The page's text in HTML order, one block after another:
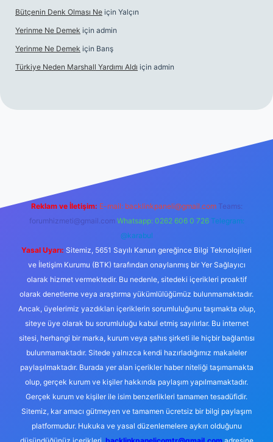
Bütçenin Denk Olması Ne için Yalçın
Yerinme Ne Demek için admin
Yerinme Ne Demek için Barış
Türkiye Neden Marshall Yardımı Aldı için admin
Reklam ve İletişim: E-mail: backlinkpaneli@gmail.com Teams:
forumhizmeti@gmail.com Whatsapp: 0262 606 0 726 Telegram:
@karabul
Yasal Uyarı: Sitemiz, 5651 Sayılı Kanun gereğince Bilgi Teknolojileri
ve İletişim Kurumu (BTK) tarafından onaylanmış bir Yer Sağlayıcı
olarak hizmet vermektedir. Bu nedenle, sitedeki içerikleri proaktif
olarak denetleme veya araştırma yükümlülüğümüz bulunmamaktadır.
Ancak, üyelerimiz yazdıkları içeriklerin sorumluluğunu taşımakta olup,
siteye üye olarak bu sorumluluğu kabul etmiş sayılırlar. Bu internet
sitesi, herhangi bir marka, kurum veya şahıs şirketi ile hiçbir bağlantısı
bulunmamaktadır. Sitede yalnızca kendi hazırladığımız makaleler
paylaşılmaktadır. Burada yer alan içerikler haber niteliği taşımamakta
olup, gerçek kurum ve kişiler hakkında paylaşım yapılmamaktadır.
Gerçek kurum ve kişiler ile isim benzerlikleri tamamen tesadüfidir.
Sitemiz, kar amacı gütmeyen ve tamamen ücretsiz bir bilgi paylaşım
platformudur. Hukuka ve yasal düzenlemelere aykırı olduğunu